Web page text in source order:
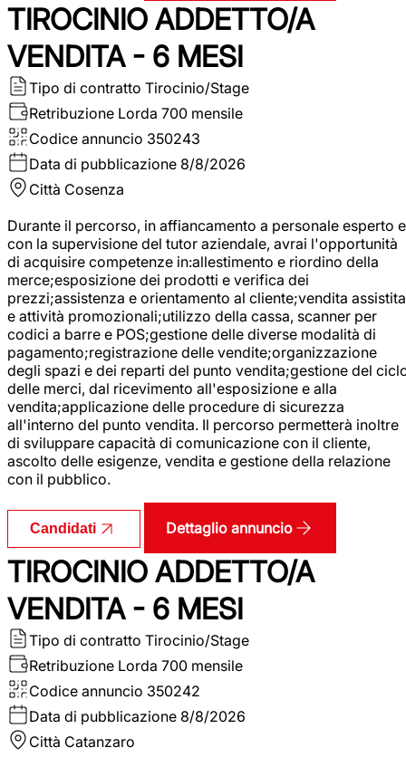
TIROCINIO ADDETTO/A
VENDITA - 6 MESI
Tipo di contratto Tirocinio/Stage
Retribuzione Lorda 700 mensile
Codice annuncio 350243
Data di pubblicazione 8/8/2026
Città Cosenza
Durante il percorso, in affiancamento a personale esperto e
con la supervisione del tutor aziendale, avrai l'opportunità
di acquisire competenze in:allestimento e riordino della
merce;esposizione dei prodotti e verifica dei
prezzi;assistenza e orientamento al cliente;vendita assistita
e attività promozionali;utilizzo della cassa, scanner per
codici a barre e POS;gestione delle diverse modalità di
pagamento;registrazione delle vendite;organizzazione
degli spazi e dei reparti del punto vendita;gestione del
delle merci, dal ricevimento all'esposizione e alla
vendita;applicazione delle procedure di sicurezza
all'interno del punto vendita. Il percorso permetterà inoltre
di sviluppare capacità di comunicazione con il cliente,
ascolto delle esigenze, vendita e gestione della relazione
con il pubblico.
Candidati Dettaglio annuncio
TIROCINIO ADDETTO/A
VENDITA - 6 MESI
Tipo di contratto Tirocinio/Stage
Retribuzione Lorda 700 mensile
Codice annuncio 350242
Data di pubblicazione 8/8/2026
Città Catanzaro